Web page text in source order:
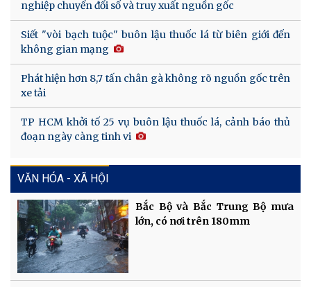
nghiệp chuyển đổi số và truy xuất nguồn gốc
Siết "vòi bạch tuộc" buôn lậu thuốc lá từ biên giới đến
không gian mạng
Phát hiện hơn 8,7 tấn chân gà không rõ nguồn gốc trên
xe tải
TP HCM khởi tố 25 vụ buôn lậu thuốc lá, cảnh báo thủ
đoạn ngày càng tinh vi
VĂN HÓA - XÃ HỘI
Bắc Bộ và Bắc Trung Bộ mưa
lớn, có nơi trên 180mm